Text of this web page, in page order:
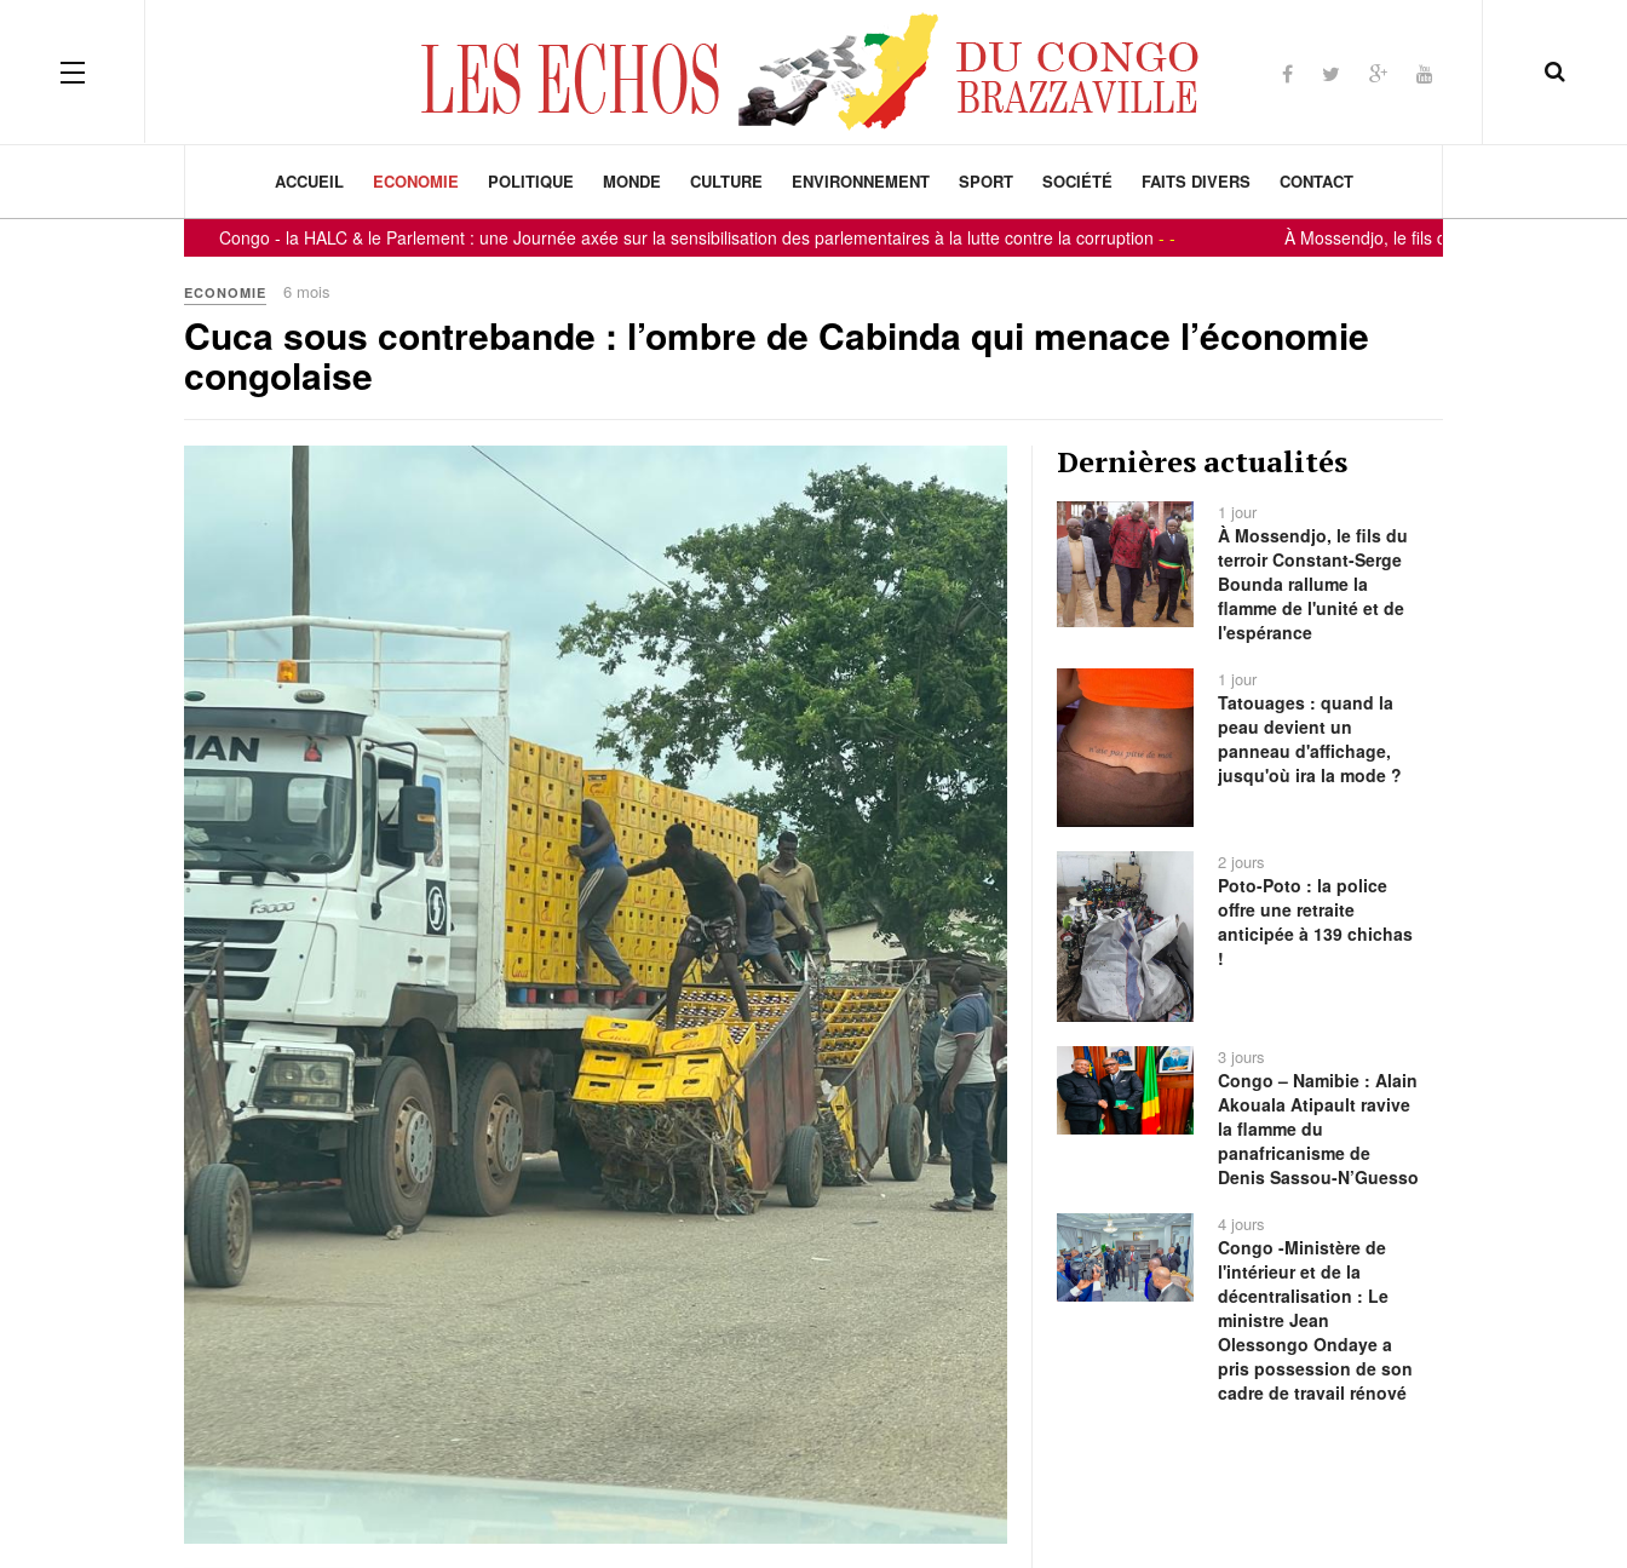
ACCUEIL ECONOMIE POLITIQUE MONDE CULTURE ENVIRONNEMENT SPORT SOCIÉTÉ FAITS DIVERS CONTACT
Congo - la HALC & le Parlement : une Journée axée sur la sensibilisation des parlementaires à la lutte contre la corruption -- À Mossendjo, le fils du terroir Constant-Serge
ECONOMIE 6 mois
Cuca sous contrebande : l’ombre de Cabinda qui menace l’économie
congolaise
Dernières actualités
1 jour
À Mossendjo, le fils du
terroir Constant-Serge
Bounda rallume la
flamme de l'unité et de
l'espérance
1 jour
Tatouages : quand la
peau devient un
panneau d'affichage,
jusqu'où ira la mode ?
2 jours
Poto-Poto : la police
offre une retraite
anticipée à 139 chichas
!
3 jours
Congo – Namibie : Alain
Akouala Atipault ravive
la flamme du
panafricanisme de
Denis Sassou-N’Guesso
4 jours
Congo -Ministère de
l'intérieur et de la
décentralisation : Le
ministre Jean
Olessongo Ondaye a
pris possession de son
cadre de travail rénové